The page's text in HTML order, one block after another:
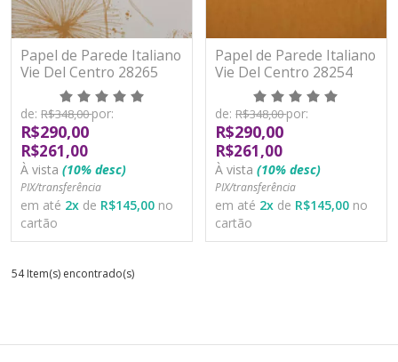
Papel de Parede Italiano
Vie Del Centro 28265
Vinílico Lavável
de: R$348,00por:
R$290,00
R$261,00
À vista (10% desc)
PIX/transferência
em até 2x de R$145,00 no
cartão
Papel de Parede Italiano
Vie Del Centro 28254
Vinílico Lavável
de: R$348,00por:
R$290,00
R$261,00
À vista (10% desc)
PIX/transferência
em até 2x de R$145,00 no
cartão
54 Item(s) encontrado(s)